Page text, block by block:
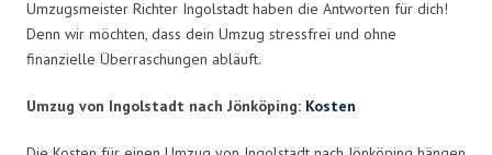
Umzugsmeister Richter Ingolstadt haben die Antworten für dich!
Denn wir möchten, dass dein Umzug stressfrei und ohne
finanzielle Überraschungen abläuft.
Umzug von Ingolstadt nach Jönköping: Kosten